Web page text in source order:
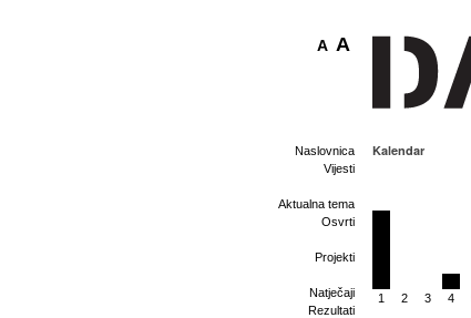
A A
Naslovnica
Vijesti
Aktualna tema
Osvrti
Projekti
Natječaji
Rezultati
Kalendar
1 2 3 4